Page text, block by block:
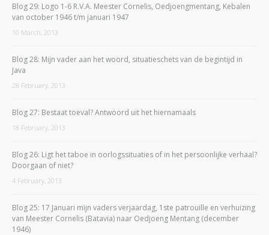
Blog 29: Logo 1-6 R.V.A. Meester Cornelis, Oedjoengmentang, Kebalen
van october 1946 t/m januari 1947
10 March, 2013
Blog 28: Mijn vader aan het woord, situatieschets van de begintijd in
Java
28 February, 2013
Blog 27: Bestaat toeval? Antwoord uit het hiernamaals
18 February, 2013
Blog 26: Ligt het taboe in oorlogssituaties of in het persoonlijke verhaal?
Doorgaan of niet?
4 February, 2013
Blog 25: 17 Januari mijn vaders verjaardag, 1ste patrouille en verhuizing
van Meester Cornelis (Batavia) naar Oedjoeng Mentang (december
1946)